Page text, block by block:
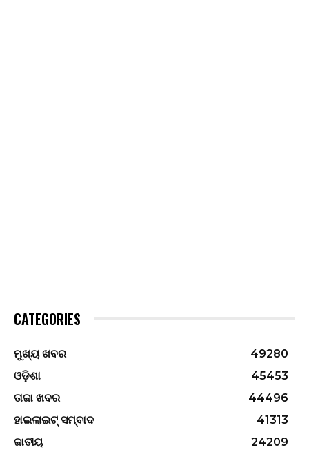
CATEGORIES
ମୁଖ୍ୟ ଖବର
49280
ଓଡ଼ିଶା
45453
ତାଜା ଖବର
44496
ହାଇଲାଇଟ୍ ସମ୍ବାଦ
41313
ଜାତୀୟ
24209